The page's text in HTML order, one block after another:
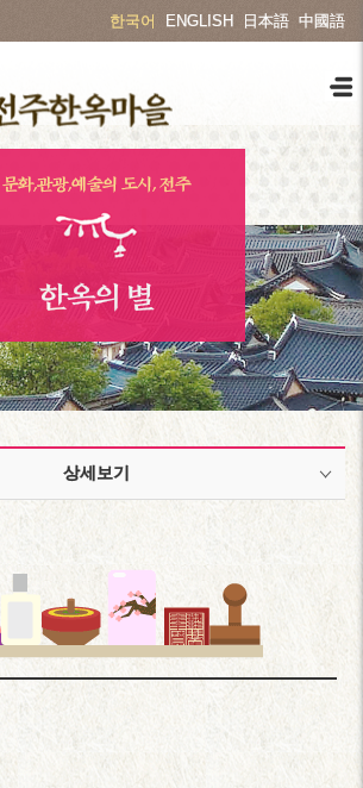
한국어 ENGLISH 日本語 中國語
문화,관광,예술의 도시, 전주
한옥의 별
상세보기